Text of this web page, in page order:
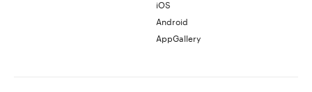
iOS
Android
AppGallery